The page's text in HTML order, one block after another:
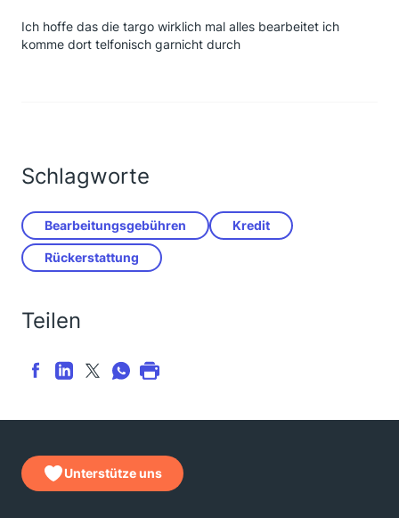
Ich hoffe das die targo wirklich mal alles bearbeitet ich
komme dort telfonisch garnicht durch
Schlagworte
Bearbeitungsgebühren Kredit
Rückerstattung
Teilen
Unterstütze uns